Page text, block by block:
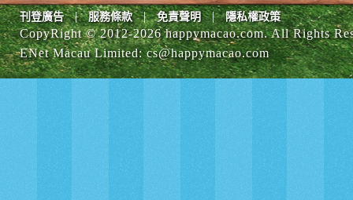
刊登廣告 | 服務條款 | 免責聲明 | 隱私權政策
CopyRight © 2012-2026 happymacao.com. All Rights
ENet Macau Limited:cs@happymacao.com